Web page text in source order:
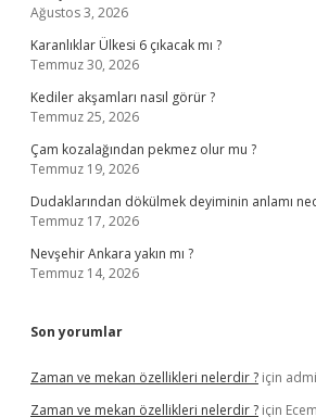
Ağustos 3, 2026
Karanlıklar Ülkesi 6 çıkacak mı ?
Temmuz 30, 2026
Kediler akşamları nasıl görür ?
Temmuz 25, 2026
Çam kozalağından pekmez olur mu ?
Temmuz 19, 2026
Dudaklarından dökülmek deyiminin anlamı
Temmuz 17, 2026
Nevşehir Ankara yakın mı ?
Temmuz 14, 2026
Son yorumlar
Zaman ve mekan özellikleri nelerdir ? için
Zaman ve mekan özellikleri nelerdir ? için